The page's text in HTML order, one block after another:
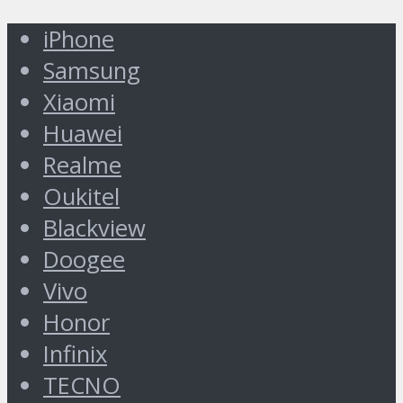
iPhone
Samsung
Xiaomi
Huawei
Realme
Oukitel
Blackview
Doogee
Vivo
Honor
Infinix
TECNO